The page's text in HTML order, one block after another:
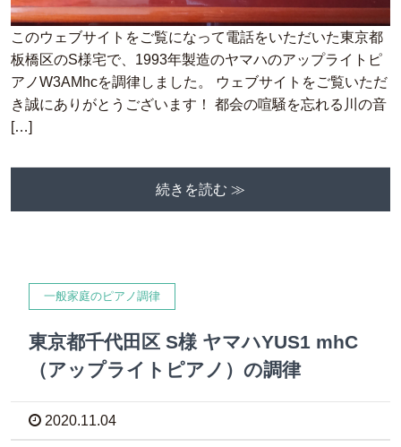
このウェブサイトをご覧になって電話をいただいた東京都
板橋区のS様宅で、1993年製造のヤマハのアップライトピ
アノW3AMhcを調律しました。 ウェブサイトをご覧いただ
き誠にありがとうございます！ 都会の喧騒を忘れる川の音
[…]
続きを読む ≫
一般家庭のピアノ調律
東京都千代田区 S様 ヤマハYUS1 mhC
（アップライトピアノ）の調律
2020.11.04